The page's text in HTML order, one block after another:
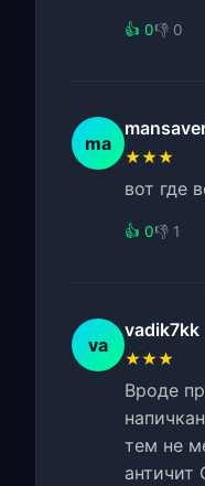
👍 0👎 0
ma
★★★
вот где
👍 0👎 1
va
vadik7kk
★★★
Вроде
тем не
античит